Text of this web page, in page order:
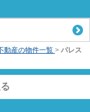
動産の物件一覧 > パレス